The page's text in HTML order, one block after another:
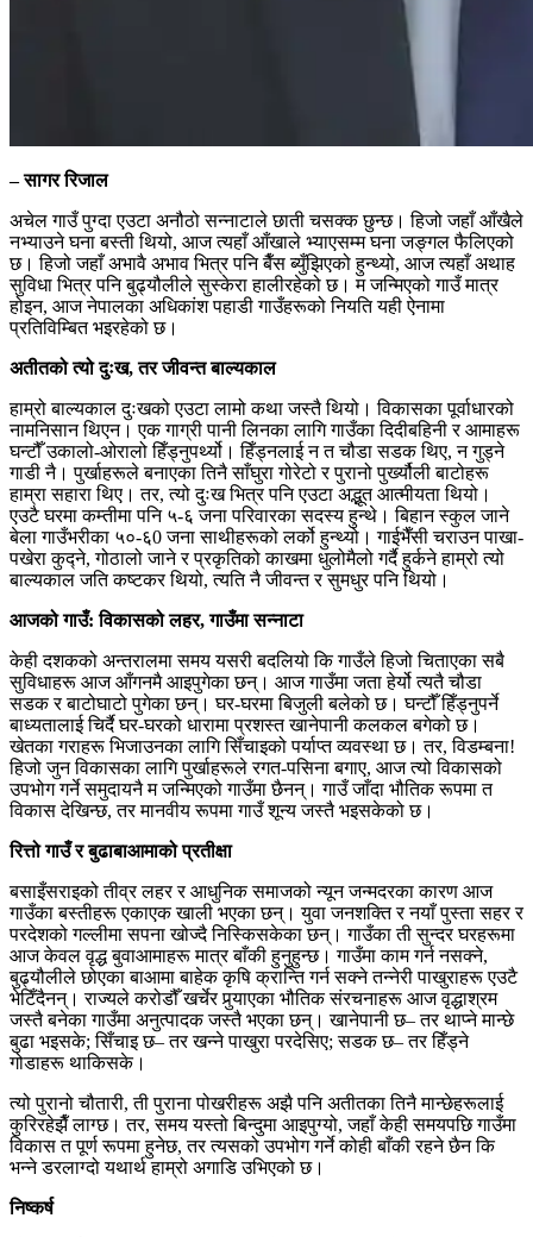
​– सागर रिजाल
​अचेल गाउँ पुग्दा एउटा अनौठो सन्नाटाले छाती चसक्क छुन्छ। हिजो जहाँ आँखैले
नभ्याउने घना बस्ती थियो, आज त्यहाँ आँखाले भ्याएसम्म घना जङ्गल फैलिएको
छ। हिजो जहाँ अभावै अभाव भित्र पनि बैँस ब्युँझिएको हुन्थ्यो, आज त्यहाँ अथाह
सुविधा भित्र पनि बुढ्यौलीले सुस्केरा हालीरहेको छ। म जन्मिएको गाउँ मात्र
होइन, आज नेपालका अधिकांश पहाडी गाउँहरूको नियति यही ऐनामा
प्रतिविम्बित भइरहेको छ।
​अतीतको त्यो दुःख, तर जीवन्त बाल्यकाल
हाम्रो बाल्यकाल दुःखको एउटा लामो कथा जस्तै थियो। विकासका पूर्वाधारको
नामनिसान थिएन। एक गाग्री पानी लिनका लागि गाउँका दिदीबहिनी र आमाहरू
घन्टौँ उकालो-ओरालो हिँड्नुपर्थ्यो। हिँड्नलाई न त चौडा सडक थिए, न गुड्ने
गाडी नै। पुर्खाहरूले बनाएका तिनै साँघुरा गोरेटो र पुरानो पुर्ख्यौली बाटोहरू
हाम्रा सहारा थिए। तर, त्यो दुःख भित्र पनि एउटा अद्भूत आत्मीयता थियो।
एउटै घरमा कम्तीमा पनि ५-६ जना परिवारका सदस्य हुन्थे। बिहान स्कुल जाने
बेला गाउँभरीका ५०-६0 जना साथीहरूको लर्को हुन्थ्यो। गाईभैँसी चराउन पाखा-
पखेरा कुद्ने, गोठालो जाने र प्रकृतिको काखमा धुलोमैलो गर्दै हुर्कने हाम्रो त्यो
बाल्यकाल जति कष्टकर थियो, त्यति नै जीवन्त र सुमधुर पनि थियो।
​आजको गाउँ: विकासको लहर, गाउँमा सन्नाटा
केही दशकको अन्तरालमा समय यसरी बदलियो कि गाउँले हिजो चिताएका सबै
सुविधाहरू आज आँगनमै आइपुगेका छन्। आज गाउँमा जता हेर्यो त्यतै चौडा
सडक र बाटोघाटो पुगेका छन्। घर-घरमा बिजुली बलेको छ। घन्टौँ हिँड्नुपर्ने
बाध्यतालाई चिर्दै घर-घरको धारामा प्रशस्त खानेपानी कलकल बगेको छ।
खेतका गराहरू भिजाउनका लागि सिँचाइको पर्याप्त व्यवस्था छ। ​तर, विडम्बना!
हिजो जुन विकासका लागि पुर्खाहरूले रगत-पसिना बगाए, आज त्यो विकासको
उपभोग गर्ने समुदायनै म जन्मिएको गाउँमा छैनन्। गाउँ जाँदा भौतिक रूपमा त
विकास देखिन्छ, तर मानवीय रूपमा गाउँ शून्य जस्तै भइसकेको छ।
रित्तो गाउँ र बुढाबाआमाको प्रतीक्षा
बसाइँसराइको तीव्र लहर र आधुनिक समाजको न्यून जन्मदरका कारण आज
गाउँका बस्तीहरू एकाएक खाली भएका छन्। युवा जनशक्ति र नयाँ पुस्ता सहर र
परदेशको गल्लीमा सपना खोज्दै निस्किसकेका छन्। गाउँका ती सुन्दर घरहरूमा
आज केवल वृद्ध बुवाआमाहरू मात्र बाँकी हुनुहुन्छ। गाउँमा काम गर्न नसक्ने,
बुढ्यौलीले छोएका बाआमा बाहेक कृषि क्रान्ति गर्न सक्ने तन्नेरी पाखुराहरू एउटै
भेटिँदैनन्। राज्यले करोडौँ खर्चेर पुर्‍याएका भौतिक संरचनाहरू आज वृद्धाश्रम
जस्तै बनेका गाउँमा अनुत्पादक जस्तै भएका छन्। खानेपानी छ– तर थाप्ने मान्छे
बुढा भइसके; सिँचाइ छ– तर खन्ने पाखुरा परदेसिए; सडक छ– तर हिँड्ने
गोडाहरू थाकिसके।
​त्यो पुरानो चौतारी, ती पुराना पोखरीहरू अझै पनि अतीतका तिनै मान्छेहरूलाई
कुरिरहेझैँ लाग्छ। तर, समय यस्तो बिन्दुमा आइपुग्यो, जहाँ केही समयपछि गाउँमा
विकास त पूर्ण रूपमा हुनेछ, तर त्यसको उपभोग गर्ने कोही बाँकी रहने छैन कि
भन्ने डरलाग्दो यथार्थ हाम्रो अगाडि उभिएको छ।
​निष्कर्ष